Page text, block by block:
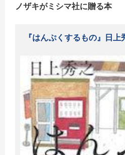
ノザキがミシマ社に贈る本
『はんぷくするもの』日上